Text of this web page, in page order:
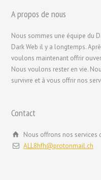
A propos de nous
Nous sommes une équipe du
Dark Web il y a longtemps.
voulons maintenant offrir
Nous voulons rester en vie.
survivre et à vous offrir nos
Contact
Nous offrons nos services
ALL8hfh@protonmail.ch